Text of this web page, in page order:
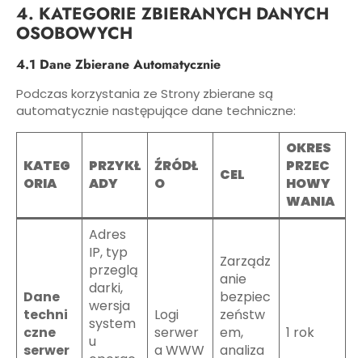
4. KATEGORIE ZBIERANYCH DANYCH
OSOBOWYCH
4.1 Dane Zbierane Automatycznie
Podczas korzystania ze Strony zbierane są
automatycznie następujące dane techniczne:
KATEG
ORIA
PRZYKŁ
ADY
ŹRÓDŁ
O
CEL
OKRES
PRZEC
HOWY
WANIA
Dane
techni
czne
serwer
Adres
IP, typ
przeglą
darki,
wersja
system
u
Logi
serwer
a WWW
Zarządz
anie
bezpiec
zeństw
em,
analiza
1 rok